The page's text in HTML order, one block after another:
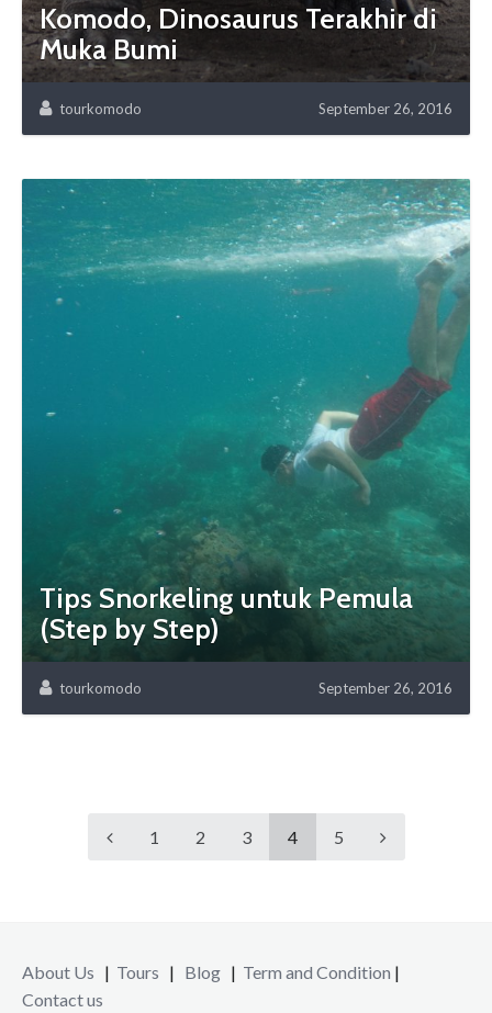
Komodo, Dinosaurus Terakhir di
Muka Bumi
tourkomodo September 26, 2016
Tips Snorkeling untuk Pemula
(Step by Step)
tourkomodo September 26, 2016
1 2 3 4 5
About Us | Tours | Blog | Term and Condition |
Contact us